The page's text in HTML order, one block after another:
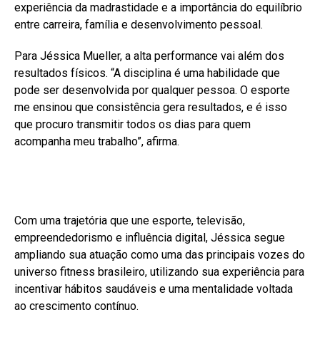
experiência da madrastidade e a importância do equilíbrio
entre carreira, família e desenvolvimento pessoal.
Para Jéssica Mueller, a alta performance vai além dos
resultados físicos. “A disciplina é uma habilidade que
pode ser desenvolvida por qualquer pessoa. O esporte
me ensinou que consistência gera resultados, e é isso
que procuro transmitir todos os dias para quem
acompanha meu trabalho”, afirma.
Com uma trajetória que une esporte, televisão,
empreendedorismo e influência digital, Jéssica segue
ampliando sua atuação como uma das principais vozes do
universo fitness brasileiro, utilizando sua experiência para
incentivar hábitos saudáveis e uma mentalidade voltada
ao crescimento contínuo.